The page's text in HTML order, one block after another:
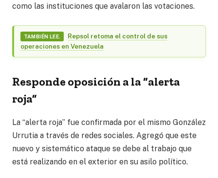
como las instituciones que avalaron las votaciones.
TAMBIÉN LEE.
Repsol retoma el control de sus
operaciones en Venezuela
Responde oposición a la “alerta
roja”
La “alerta roja” fue confirmada por el mismo González
Urrutia a través de redes sociales. Agregó que este
nuevo y sistemático ataque se debe al trabajo que
está realizando en el exterior en su asilo político.